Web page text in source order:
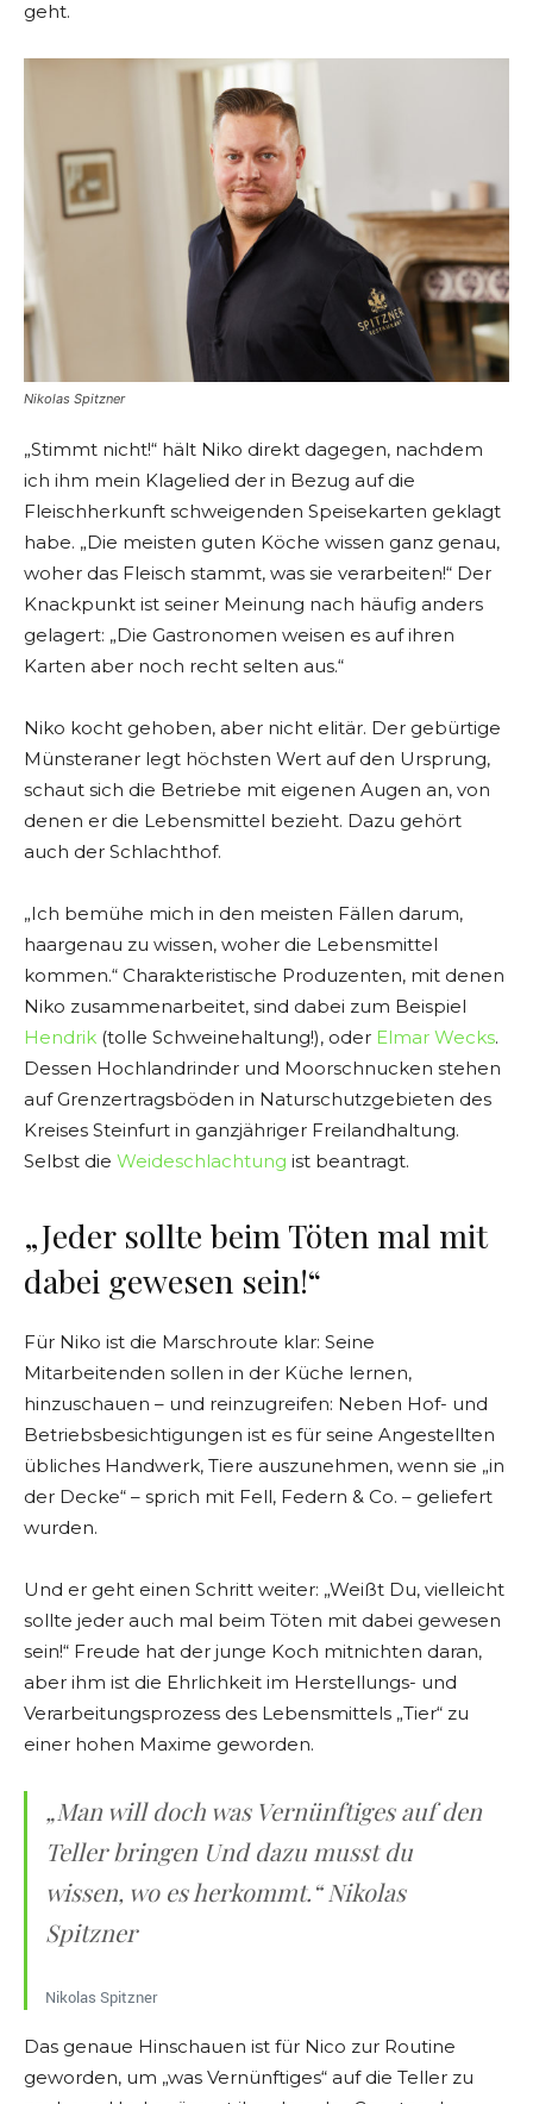
geht.
Nikolas Spitzner
„Stimmt nicht!“ hält Niko direkt dagegen, nachdem
ich ihm mein Klagelied der in Bezug auf die
Fleischherkunft schweigenden Speisekarten geklagt
habe. „Die meisten guten Köche wissen ganz genau,
woher das Fleisch stammt, was sie verarbeiten!“ Der
Knackpunkt ist seiner Meinung nach häufig anders
gelagert: „Die Gastronomen weisen es auf ihren
Karten aber noch recht selten aus.“
Niko kocht gehoben, aber nicht elitär. Der gebürtige
Münsteraner legt höchsten Wert auf den Ursprung,
schaut sich die Betriebe mit eigenen Augen an, von
denen er die Lebensmittel bezieht. Dazu gehört
auch der Schlachthof.
„Ich bemühe mich in den meisten Fällen darum,
haargenau zu wissen, woher die Lebensmittel
kommen.“ Charakteristische Produzenten, mit denen
Niko zusammenarbeitet, sind dabei zum Beispiel
Hendrik (tolle Schweinehaltung!), oder Elmar Wecks.
Dessen Hochlandrinder und Moorschnucken stehen
auf Grenzertragsböden in Naturschutzgebieten des
Kreises Steinfurt in ganzjähriger Freilandhaltung.
Selbst die Weideschlachtung ist beantragt.
„Jeder sollte beim Töten mal mit
dabei gewesen sein!“
Für Niko ist die Marschroute klar: Seine
Mitarbeitenden sollen in der Küche lernen,
hinzuschauen – und reinzugreifen: Neben Hof- und
Betriebsbesichtigungen ist es für seine Angestellten
übliches Handwerk, Tiere auszunehmen, wenn sie „in
der Decke“ – sprich mit Fell, Federn & Co. – geliefert
wurden.
Und er geht einen Schritt weiter: „Weißt Du, vielleicht
sollte jeder auch mal beim Töten mit dabei gewesen
sein!“ Freude hat der junge Koch mitnichten daran,
aber ihm ist die Ehrlichkeit im Herstellungs- und
Verarbeitungsprozess des Lebensmittels „Tier“ zu
einer hohen Maxime geworden.
„Man will doch was Vernünftiges auf den
Teller bringen Und dazu musst du
wissen, wo es herkommt.“ Nikolas
Spitzner
Nikolas Spitzner
Das genaue Hinschauen ist für Nico zur Routine
geworden, um „was Vernünftiges“ auf die Teller zu